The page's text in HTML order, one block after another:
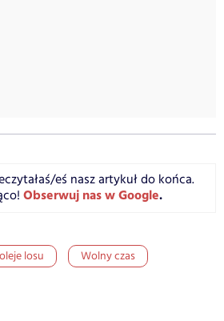
eś nasz artykuł do końca.
Obserwuj nas w Google.
losu Wolny czas